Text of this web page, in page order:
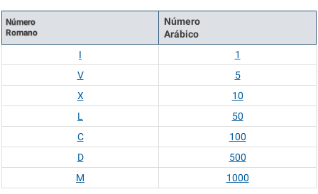
Número
Romano
Número
Arábico
I
1
V
5
X
10
L
50
C
100
D
500
M
1000